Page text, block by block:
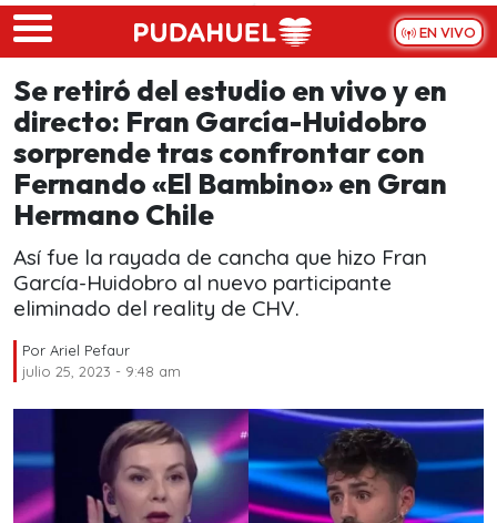
Skip to main content
EN VIVO
Se retiró del estudio en vivo y en
directo: Fran García-Huidobro
sorprende tras confrontar con
Fernando «El Bambino» en Gran
Hermano Chile
Así fue la rayada de cancha que hizo Fran
García-Huidobro al nuevo participante
eliminado del reality de CHV.
Por Ariel Pefaur
julio 25, 2023 - 9:48 am